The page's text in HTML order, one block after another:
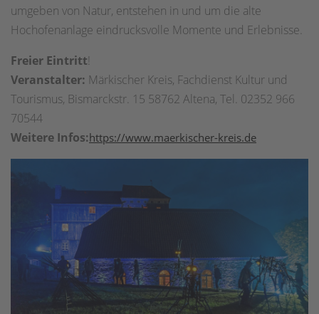
umgeben von Natur, entstehen in und um die alte
Hochofenanlage eindrucksvolle Momente und Erlebnisse.
Freier Eintritt!
Veranstalter: Märkischer Kreis, Fachdienst Kultur und
Tourismus, Bismarckstr. 15 58762 Altena, Tel. 02352 966
70544
Weitere Infos:https://www.maerkischer-kreis.de